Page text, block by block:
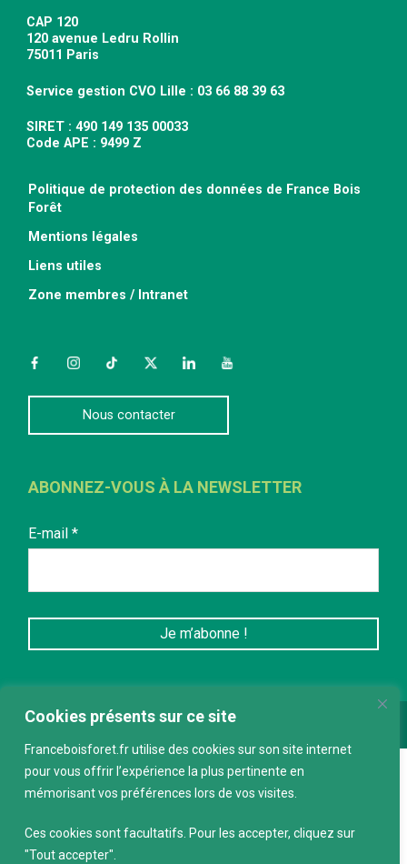
Cookies présents sur ce site
Franceboisforet.fr utilise des cookies sur son site internet
pour vous offrir l’expérience la plus pertinente en
mémorisant vos préférences lors de vos visites.
Ces cookies sont facultatifs. Pour les accepter, cliquez sur
"Tout accepter".
CAP 120
120 avenue Ledru Rollin
75011 Paris
Service gestion CVO Lille : 03 66 88 39 63
SIRET : 490 149 135 00033
Code APE : 9499 Z
Politique de protection des données de France Bois
Forêt
Mentions légales
Liens utiles
Zone membres / Intranet
FacebookInstagramTikTokTwitterLinkedInYouTube
Nous contacter
ABONNEZ-VOUS À LA NEWSLETTER
E-mail *
Conception :keepdesign.fr